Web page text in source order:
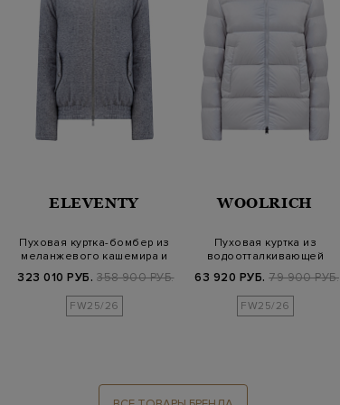
ELEVENTY
Пуховая куртка-бомбер из
меланжевого кашемира и
323 010 РУБ. 358 900 РУБ.
FW25/26
WOOLRICH
Пуховая куртка из
водоотталкивающей
63 920 РУБ. 79 900 РУБ.
FW25/26